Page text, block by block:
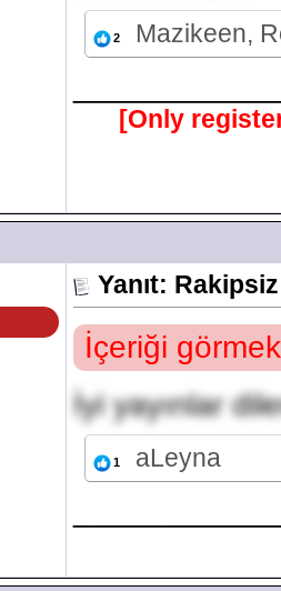
2 Mazikeen,
[Only
Yanıt:
İçeriği
İyi yayınlar
1 aLeyna